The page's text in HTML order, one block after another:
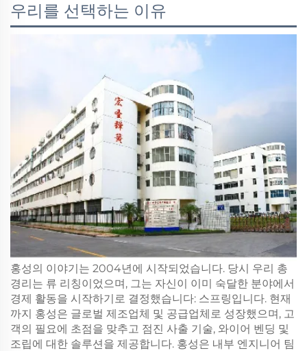
우리를 선택하는 이유
홍성의 이야기는 2004년에 시작되었습니다. 당시 우리 총
경리는 류 리칭이었으며, 그는 자신이 이미 숙달한 분야에서
경제 활동을 시작하기로 결정했습니다: 스프링입니다. 현재
까지 홍성은 글로벌 제조업체 및 공급업체로 성장했으며, 고
객의 필요에 초점을 맞추고 점진 사출 기술, 와이어 벤딩 및
조립에 대한 솔루션을 제공합니다. 홍성은 내부 엔지니어 팀